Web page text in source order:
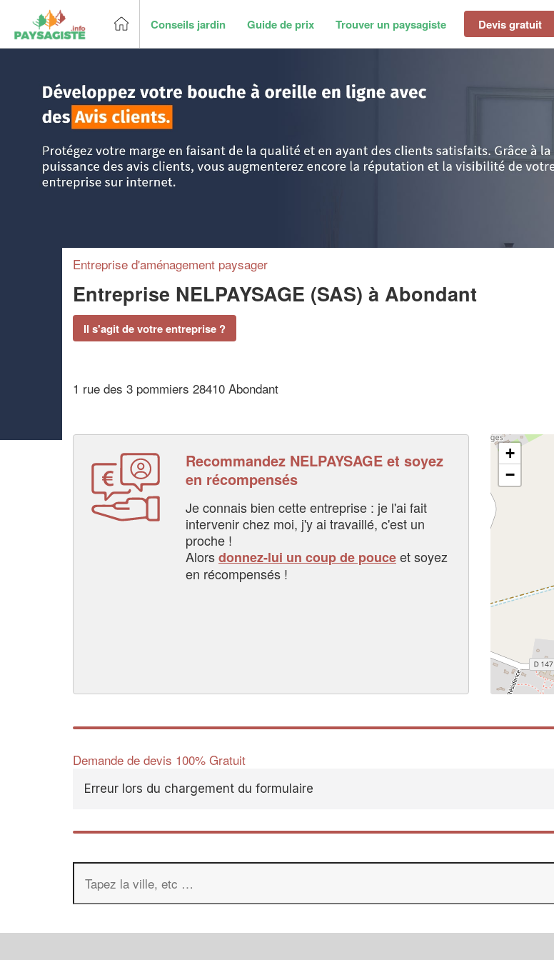
Conseils jardin Guide de prix Trouver un paysagiste Devis gratuit
Entreprise d'aménagement paysager
Entreprise NELPAYSAGE (SAS) à Abondant
Il s'agit de votre entreprise ?
1 rue des 3 pommiers 28410 Abondant
Recommandez NELPAYSAGE et soyez
en récompensés
Je connais bien cette entreprise : je l'ai fait
intervenir chez moi, j'y ai travaillé, c'est un
proche !
Alorsdonnez-lui un coup de pouceet soyez
en récompensés !
+
−
Demande de devis 100% Gratuit
Erreur lors du chargement du formulaire